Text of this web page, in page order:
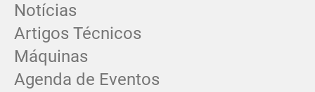
Notícias
Artigos Técnicos
Máquinas
Agenda de Eventos